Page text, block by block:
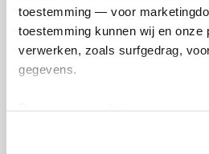
toestemming — voor
toestemming kunnen wij en onze
verwerken, zoals surfgedrag,
gegevens.
tonen. Je kunt je toestemming